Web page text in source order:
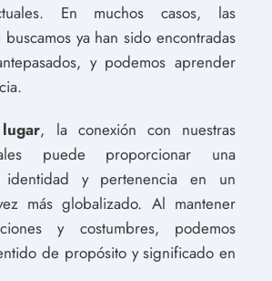
En muchos casos, las
ya han sido encontradas
y podemos aprender
, la conexión con nuestras
puede proporcionar una
identidad y pertenencia en un
más globalizado. Al mantener
y costumbres, podemos
de propósito y significado en